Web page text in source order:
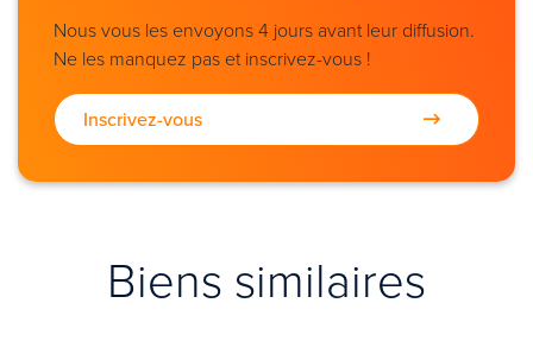
Nous vous les envoyons 4 jours avant leur diffusion.
Ne les manquez pas et inscrivez-vous !
Inscrivez-vous
Biens similaires